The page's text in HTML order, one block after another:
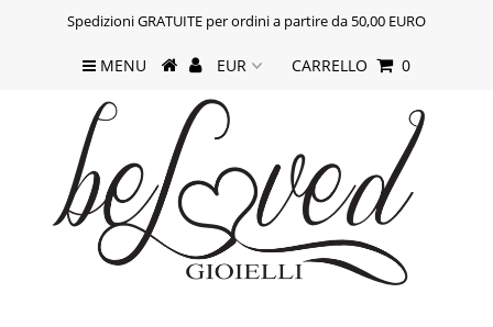
Spedizioni GRATUITE per ordini a partire da 50,00 EURO
MENU CARRELLO 0